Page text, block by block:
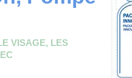
VISAGE, LES